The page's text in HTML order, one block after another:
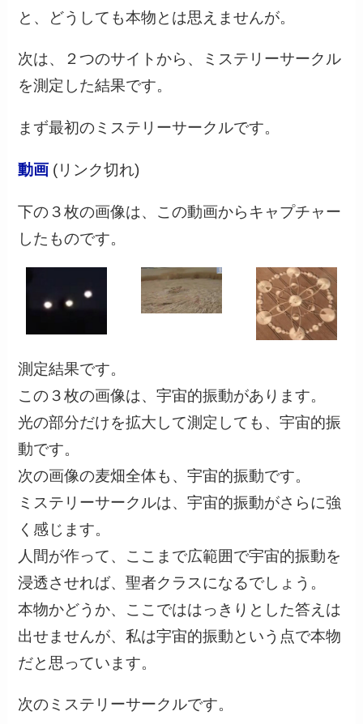
と、どうしても本物とは思えませんが。
次は、２つのサイトから、ミステリーサークル
を測定した結果です。
まず最初のミステリーサークルです。
動画 (リンク切れ)
下の３枚の画像は、この動画からキャプチャー
したものです。
測定結果です。
この３枚の画像は、宇宙的振動があります。
光の部分だけを拡大して測定しても、宇宙的振
動です。
次の画像の麦畑全体も、宇宙的振動です。
ミステリーサークルは、宇宙的振動がさらに強
く感じます。
人間が作って、ここまで広範囲で宇宙的振動を
浸透させれば、聖者クラスになるでしょう。
本物かどうか、ここでははっきりとした答えは
出せませんが、私は宇宙的振動という点で本物
だと思っています。
次のミステリーサークルです。